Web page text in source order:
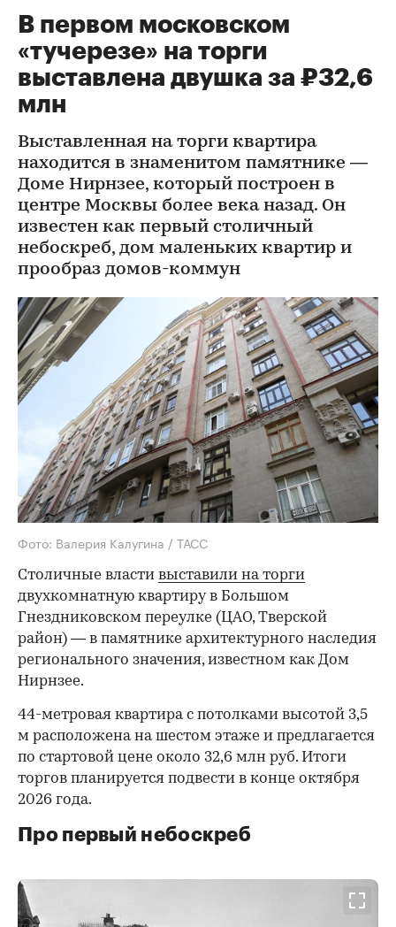
В первом московском
«тучерезе» на торги
выставлена двушка за ₽32,6
млн
Выставленная на торги квартира
находится в знаменитом памятнике —
Доме Нирнзее, который построен в
центре Москвы более века назад. Он
известен как первый столичный
небоскреб, дом маленьких квартир и
прообраз домов-коммун
Фото: Валерия Калугина / ТАСС
Столичные власти выставили на торги
двухкомнатную квартиру в Большом
Гнездниковском переулке (ЦАО, Тверской
район) — в памятнике архитектурного наследия
регионального значения, известном как Дом
Нирнзее.
44-метровая квартира с потолками высотой 3,5
м расположена на шестом этаже и предлагается
по стартовой цене около 32,6 млн руб. Итоги
торгов планируется подвести в конце октября
2026 года.
Про первый небоскреб